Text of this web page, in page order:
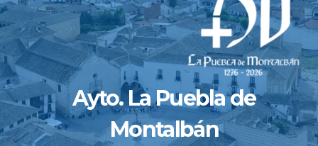
Ayto. La Puebla de
Montalbán